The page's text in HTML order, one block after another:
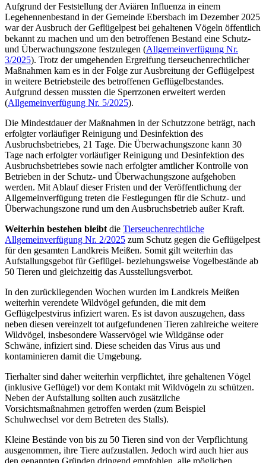
Aufgrund der Feststellung der Aviären Influenza in einem
Legehennenbestand in der Gemeinde Ebersbach im Dezember 2025
war der Ausbruch der Geflügelpest bei gehaltenen Vögeln öffentlich
bekannt zu machen und um den betroffenen Bestand eine Schutz-
und Überwachungszone festzulegen (Allgemeinverfügung Nr.
3/2025). Trotz der umgehenden Ergreifung tierseuchenrechtlicher
Maßnahmen kam es in der Folge zur Ausbreitung der Geflügelpest
in weitere Betriebsteile des betroffenen Geflügelbestandes.
Aufgrund dessen mussten die Sperrzonen erweitert werden
(Allgemeinverfügung Nr. 5/2025).
Die Mindestdauer der Maßnahmen in der Schutzzone beträgt, nach
erfolgter vorläufiger Reinigung und Desinfektion des
Ausbruchsbetriebes, 21 Tage. Die Überwachungszone kann 30
Tage nach erfolgter vorläufiger Reinigung und Desinfektion des
Ausbruchsbetriebes sowie nach erfolgter amtlicher Kontrolle von
Betrieben in der Schutz- und Überwachungszone aufgehoben
werden. Mit Ablauf dieser Fristen und der Veröffentlichung der
Allgemeinverfügung treten die Festlegungen für die Schutz- und
Überwachungszone rund um den Ausbruchsbetrieb außer Kraft.
Weiterhin bestehen bleibt die Tierseuchenrechtliche
Allgemeinverfügung Nr. 2/2025 zum Schutz gegen die Geflügelpest
für den gesamten Landkreis Meißen. Somit gilt weiterhin das
Aufstallungsgebot für Geflügel- beziehungsweise Vogelbestände ab
50 Tieren und gleichzeitig das Ausstellungsverbot.
In den zurückliegenden Wochen wurden im Landkreis Meißen
weiterhin verendete Wildvögel gefunden, die mit dem
Geflügelpestvirus infiziert waren. Es ist davon auszugehen, dass
neben diesen vereinzelt tot aufgefundenen Tieren zahlreiche weitere
Wildvögel, insbesondere Wasservögel wie Wildgänse oder
Schwäne, infiziert sind. Diese scheiden das Virus aus und
kontaminieren damit die Umgebung.
Tierhalter sind daher weiterhin verpflichtet, ihre gehaltenen Vögel
(inklusive Geflügel) vor dem Kontakt mit Wildvögeln zu schützen.
Neben der Aufstallung sollten auch zusätzliche
Vorsichtsmaßnahmen getroffen werden (zum Beispiel
Schuhwechsel vor dem Betreten des Stalls).
Kleine Bestände von bis zu 50 Tieren sind von der Verpflichtung
ausgenommen, ihre Tiere aufzustallen. Jedoch wird auch hier aus
den genannten Gründen dringend empfohlen, alle möglichen